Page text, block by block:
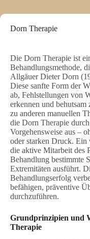
Dorn Therapie
Die Dorn Therapie ist
Behandlungsmethode,
Allgäuer Dieter Dorn
Diese sanfte Form der
ab, Fehlstellungen von
erkennen und
zu anderen manuellen
die Dorn Therapie
Vorgehensweise aus –
oder starken Druck. Ein
die aktive Mitarbeit des
Behandlung bestimmte
Extremitäten ausführt.
Behandlungserfolg
befähigen, präventive
durchzuführen.
Grundprinzipien und
Therapie